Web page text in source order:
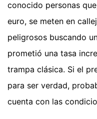
conocido personas
euro, se meten en
peligrosos buscando
prometió una tasa
trampa clásica. Si el
para ser verdad,
cuenta con las